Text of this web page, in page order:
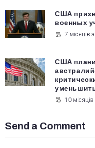
США
военных
7 місяців
США
10 місяців
Send a Comment